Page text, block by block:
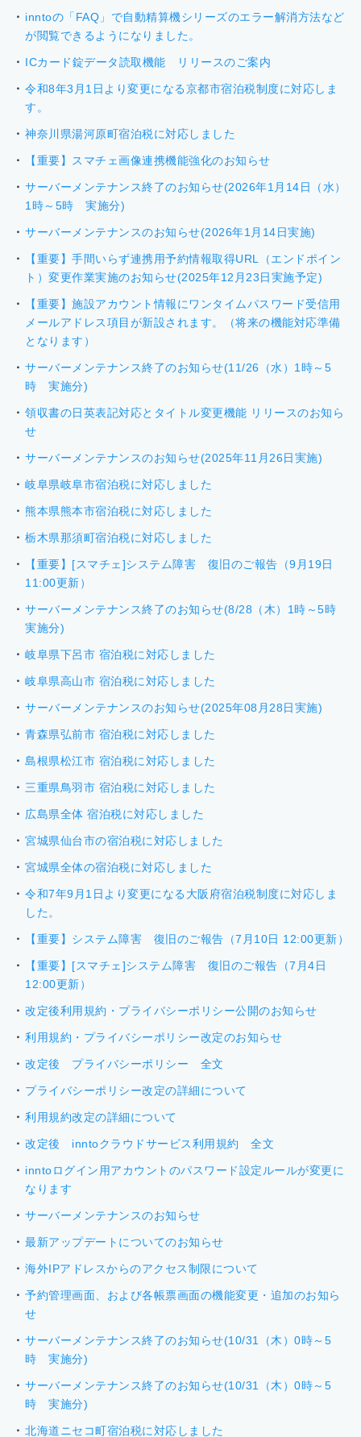
inntoの「FAQ」で自動精算機シリーズのエラー解消方法など
が閲覧できるようになりました。
ICカード錠データ読取機能 リリースのご案内
令和8年3月1日より変更になる京都市宿泊税制度に対応しま
す。
神奈川県湯河原町宿泊税に対応しました
【重要】スマチェ画像連携機能強化のお知らせ
サーバーメンテナンス終了のお知らせ(2026年1月14日（水）
1時～5時 実施分)
サーバーメンテナンスのお知らせ(2026年1月14日実施)
【重要】手間いらず連携用予約情報取得URL（エンドポイン
ト）変更作業実施のお知らせ(2025年12月23日実施予定)
【重要】施設アカウント情報にワンタイムパスワード受信用
メールアドレス項目が新設されます。（将来の機能対応準備
となります）
サーバーメンテナンス終了のお知らせ(11/26（水）1時～5
時 実施分)
領収書の日英表記対応とタイトル変更機能 リリースのお知ら
せ
サーバーメンテナンスのお知らせ(2025年11月26日実施)
岐阜県岐阜市宿泊税に対応しました
熊本県熊本市宿泊税に対応しました
栃木県那須町宿泊税に対応しました
【重要】[スマチェ]システム障害 復旧のご報告（9月19日
11:00更新）
サーバーメンテナンス終了のお知らせ(8/28（木）1時～5時
実施分)
岐阜県下呂市 宿泊税に対応しました
岐阜県高山市 宿泊税に対応しました
サーバーメンテナンスのお知らせ(2025年08月28日実施)
青森県弘前市 宿泊税に対応しました
島根県松江市 宿泊税に対応しました
三重県鳥羽市 宿泊税に対応しました
広島県全体 宿泊税に対応しました
宮城県仙台市の宿泊税に対応しました
宮城県全体の宿泊税に対応しました
令和7年9月1日より変更になる大阪府宿泊税制度に対応しま
した。
【重要】システム障害 復旧のご報告（7月10日 12:00更新）
【重要】[スマチェ]システム障害 復旧のご報告（7月4日
12:00更新）
改定後利用規約・プライバシーポリシー公開のお知らせ
利用規約・プライバシーポリシー改定のお知らせ
改定後 プライバシーポリシー 全文
プライバシーポリシー改定の詳細について
利用規約改定の詳細について
改定後 inntoクラウドサービス利用規約 全文
inntoログイン用アカウントのパスワード設定ルールが変更に
なります
サーバーメンテナンスのお知らせ
最新アップデートについてのお知らせ
海外IPアドレスからのアクセス制限について
予約管理画面、および各帳票画面の機能変更・追加のお知ら
せ
サーバーメンテナンス終了のお知らせ(10/31（木）0時～5
時 実施分)
サーバーメンテナンス終了のお知らせ(10/31（木）0時～5
時 実施分)
北海道ニセコ町宿泊税に対応しました